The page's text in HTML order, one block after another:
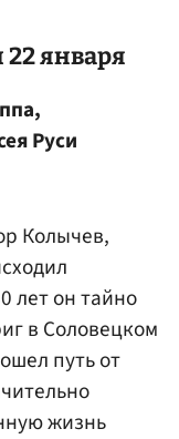
января
Руси
Колычев,
лет он тайно
в Соловецком
путь от
жизнь